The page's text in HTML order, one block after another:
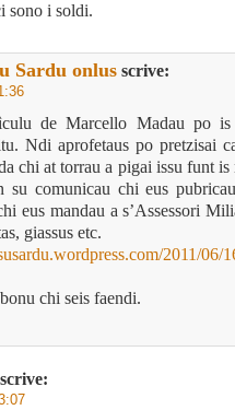
sono i soldi.
Sardu onlus scrive:
de Marcello Madau po is
Ndi aprofetaus po pretzisai
chi at torrau a pigai issu funt is
su comunicau chi eus
eus mandau a s’Assessori
giassus etc.
2011/06/
chi seis faendi.
scrive: